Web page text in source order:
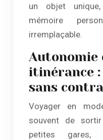
un objet
mémoire
irremplaçable.
Autonomie
itinérance :
sans
Voyager en
souvent de
petites gares,